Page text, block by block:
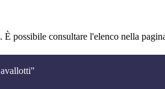
possibile consultare l'elenco nella